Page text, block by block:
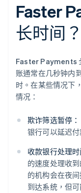
Faster
长时间？
Faster Payments
账通常在几秒钟内
时。在某些情况下
情况：
欺诈筛选暂停：
银行可以延迟付
收款银行处理时
的速度处理收
的机构会在夜
到达系统，但